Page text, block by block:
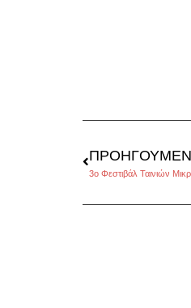
3ο Φεστιβάλ Ταινιών